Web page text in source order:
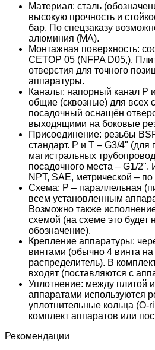
Материал: сталь
высокую прочность и
бар. По спецзаказу
алюминия (MA).
Монтажная поверхность:
CETOP 05 (NFPA D05,).
отверстия для точного
аппаратуры.
Каналы: напорный канал P
общие (сквозные) для всех
посадочный оснащён
выходящими на боковые
Присоединение: резьбы
стандарт. P и T – G3/4" (для
магистральных
посадочного места – G1/2".
NPT, SAE, метрической – по
Схема: P – параллельная
всем установленным
Возможно также
схемой (на схеме это будет
обозначение).
Крепление аппаратуры:
винтами (обычно 4 винта
распределитель). В
входят (поставляются с
Уплотнение: между плитой
аппаратами используются
уплотнительные кольца (O-
комплект аппаратов или
Рекомендации